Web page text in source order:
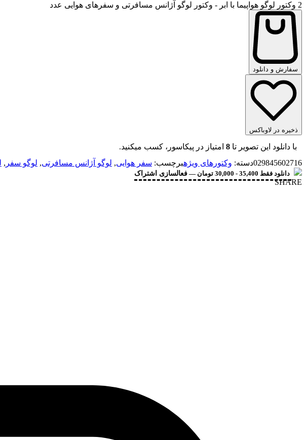
2 وکتور لوگو هواپیما با ابر - وکتور لوگو آژانس مسافرتی و سفرهای هوایی عدد
سفارش و دانلود
ذخیره در لاوباکس
با دانلود این تصویر تا 8 امتیاز در پیکاسور، کسب میکنید.
029845602716دسته: وکتورهای ویژهبرچسب: سفر هوایی, لوگو آژانس مسافرتی, لوگو سفر ,
دانلود فقط 35,400 - 30,000 تومان — فعالسازی اشتراک
SHARE